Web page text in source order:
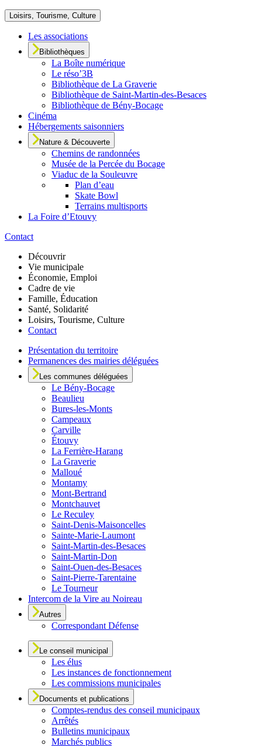
Loisirs, Tourisme, Culture
Les associations
Bibliothèques
La Boîte numérique
Le réso’3B
Bibliothèque de La Graverie
Bibliothèque de Saint-Martin-des-Besaces
Bibliothèque de Bény-Bocage
Cinéma
Hébergements saisonniers
Nature & Découverte
Chemins de randonnées
Musée de la Percée du Bocage
Viaduc de la Souleuvre
Plan d’eau
Skate Bowl
Terrains multisports
La Foire d’Etouvy
Contact
Découvrir
Vie municipale
Économie, Emploi
Cadre de vie
Famille, Éducation
Santé, Solidarité
Loisirs, Tourisme, Culture
Contact
Présentation du territoire
Permanences des mairies déléguées
Les communes déléguées
Le Bény-Bocage
Beaulieu
Bures-les-Monts
Campeaux
Carville
Étouvy
La Ferrière-Harang
La Graverie
Malloué
Montamy
Mont-Bertrand
Montchauvet
Le Reculey
Saint-Denis-Maisoncelles
Sainte-Marie-Laumont
Saint-Martin-des-Besaces
Saint-Martin-Don
Saint-Ouen-des-Besaces
Saint-Pierre-Tarentaine
Le Tourneur
Intercom de la Vire au Noireau
Autres
Correspondant Défense
Le conseil municipal
Les élus
Les instances de fonctionnement
Les commissions municipales
Documents et publications
Comptes-rendus des conseil municipaux
Arrêtés
Bulletins municipaux
Marchés publics